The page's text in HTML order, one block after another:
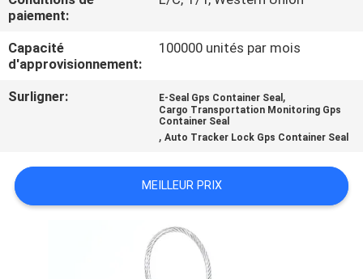
VISITE
D'USINE
CONTRÔLE
CONTACTEZ-
paiement:
Capacité
d'approvisionnement:
100000 unités par mois
Surligner: E-Seal Gps Container Seal ,
Cargo Transportation Monitoring Gps
Container Seal
,Auto Tracker Lock Gps Container Seal
MEILLEUR PRIX